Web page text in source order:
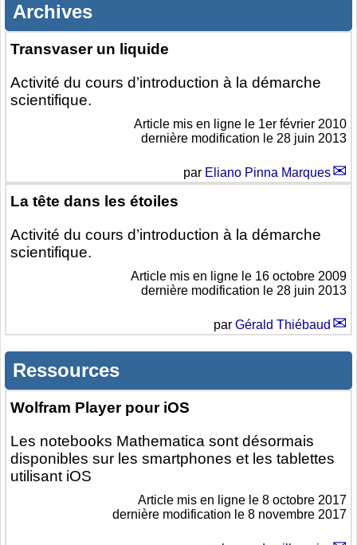
Archives
Transvaser un liquide
Activité du cours d’introduction à la démarche
scientifique.
Article mis en ligne le 1er février 2010
dernière modification le 28 juin 2013
par Eliano Pinna Marques
La tête dans les étoiles
Activité du cours d’introduction à la démarche
scientifique.
Article mis en ligne le 16 octobre 2009
dernière modification le 28 juin 2013
par Gérald Thiébaud
Ressources
Wolfram Player pour iOS
Les notebooks Mathematica sont désormais
disponibles sur les smartphones et les tablettes
utilisant iOS
Article mis en ligne le 8 octobre 2017
dernière modification le 8 novembre 2017